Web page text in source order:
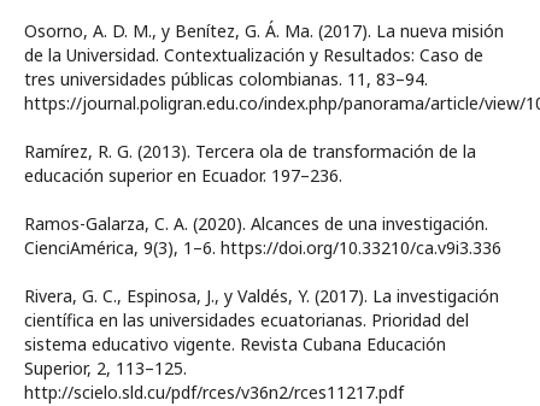
Osorno, A. D. M., y Benítez, G. Á. Ma. (2017). La nueva misión
de la Universidad. Contextualización y Resultados: Caso de
tres universidades públicas colombianas. 11, 83–94.
https://journal.poligran.edu.co/index.php/panorama/article/view/
Ramírez, R. G. (2013). Tercera ola de transformación de la
educación superior en Ecuador. 197–236.
Ramos-Galarza, C. A. (2020). Alcances de una investigación.
CienciAmérica, 9(3), 1–6. https://doi.org/10.33210/ca.v9i3.336
Rivera, G. C., Espinosa, J., y Valdés, Y. (2017). La investigación
científica en las universidades ecuatorianas. Prioridad del
sistema educativo vigente. Revista Cubana Educación
Superior, 2, 113–125.
http://scielo.sld.cu/pdf/rces/v36n2/rces11217.pdf